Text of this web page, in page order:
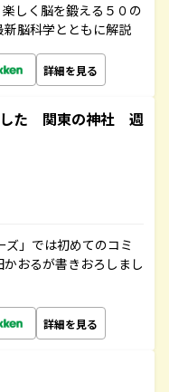
しく脳を鍛える５０の
新脳科学とともに解説
詳細を見る
した 関東の神社 週
」では初めてのコミ
おるが書きおろしまし
詳細を見る